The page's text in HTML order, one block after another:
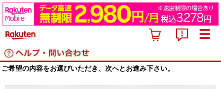
ご希望の内容をお選びいただき、次へとお進み下さい。